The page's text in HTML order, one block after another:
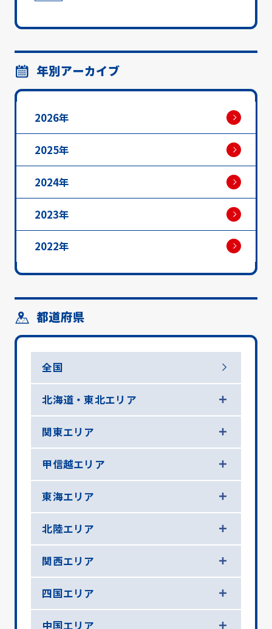
年別アーカイブ
2026年
2025年
2024年
2023年
2022年
都道府県
全国
北海道・東北エリア
関東エリア
甲信越エリア
東海エリア
北陸エリア
関西エリア
四国エリア
中国エリア